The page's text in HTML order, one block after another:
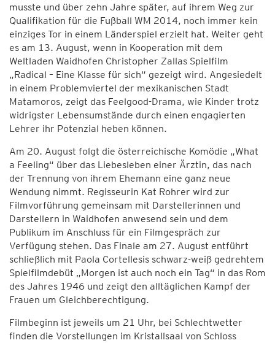
musste und über zehn Jahre später, auf ihrem Weg zur
Qualifikation für die Fußball WM 2014, noch immer kein
einziges Tor in einem Länderspiel erzielt hat. Weiter geht
es am 13. August, wenn in Kooperation mit dem
Weltladen Waidhofen Christopher Zallas Spielfilm
„Radical – Eine Klasse für sich“ gezeigt wird. Angesiedelt
in einem Problemviertel der mexikanischen Stadt
Matamoros, zeigt das Feelgood-Drama, wie Kinder trotz
widrigster Lebensumstände durch einen engagierten
Lehrer ihr Potenzial heben können.
Am 20. August folgt die österreichische Komödie „What
a Feeling“ über das Liebesleben einer Ärztin, das nach
der Trennung von ihrem Ehemann eine ganz neue
Wendung nimmt. Regisseurin Kat Rohrer wird zur
Filmvorführung gemeinsam mit Darstellerinnen und
Darstellern in Waidhofen anwesend sein und dem
Publikum im Anschluss für ein Filmgespräch zur
Verfügung stehen. Das Finale am 27. August entführt
schließlich mit Paola Cortellesis schwarz-weiß gedrehtem
Spielfilmdebüt „Morgen ist auch noch ein Tag“ in das Rom
des Jahres 1946 und zeigt den alltäglichen Kampf der
Frauen um Gleichberechtigung.
Filmbeginn ist jeweils um 21 Uhr, bei Schlechtwetter
finden die Vorstellungen im Kristallsaal von Schloss